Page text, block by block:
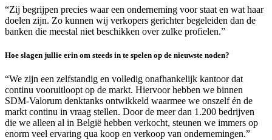
“Zij begrijpen precies waar een onderneming voor staat en wat haar
doelen zijn. Zo kunnen wij verkopers gerichter begeleiden dan de
banken die meestal niet beschikken over zulke profielen.”
Hoe slagen jullie erin om steeds in te spelen op de nieuwste noden?
“We zijn een zelfstandig en volledig onafhankelijk kantoor dat
continu vooruitloopt op de markt. Hiervoor hebben we binnen
SDM-Valorum denktanks ontwikkeld waarmee we onszelf én de
markt continu in vraag stellen. Door de meer dan 1.200 bedrijven
die we alleen al in België hebben verkocht, steunen we immers op
enorm veel ervaring qua koop en verkoop van ondernemingen.”